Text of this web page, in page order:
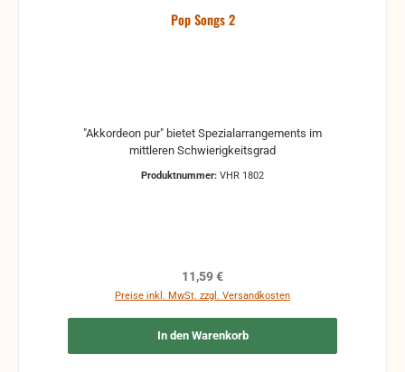
Pop Songs 2
"Akkordeon pur" bietet Spezialarrangements im
mittleren Schwierigkeitsgrad
Produktnummer: VHR 1802
Regulärer Preis:
11,59 €
Preise inkl. MwSt. zzgl. Versandkosten
In den Warenkorb